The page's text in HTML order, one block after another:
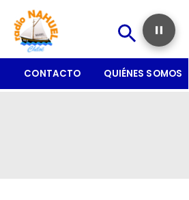
CONTACTO QUIÉNES SOMOS